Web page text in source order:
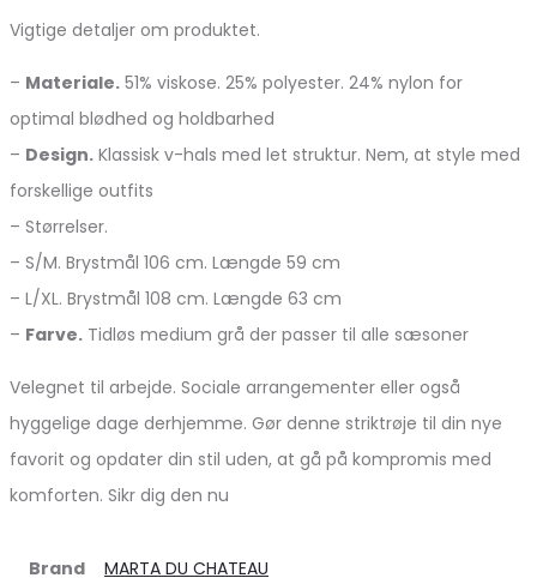
Vigtige detaljer om produktet.
– Materiale. 51% viskose. 25% polyester. 24% nylon for
optimal blødhed og holdbarhed
– Design. Klassisk v-hals med let struktur. Nem, at style med
forskellige outfits
– Størrelser.
– S/M. Brystmål 106 cm. Længde 59 cm
– L/XL. Brystmål 108 cm. Længde 63 cm
– Farve. Tidløs medium grå der passer til alle sæsoner
Velegnet til arbejde. Sociale arrangementer eller også
hyggelige dage derhjemme. Gør denne striktrøje til din nye
favorit og opdater din stil uden, at gå på kompromis med
komforten. Sikr dig den nu
Brand MARTA DU CHATEAU